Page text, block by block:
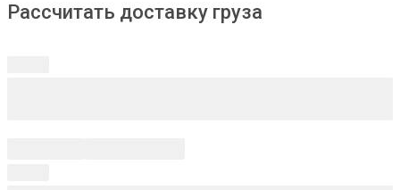
Рассчитать доставку груза